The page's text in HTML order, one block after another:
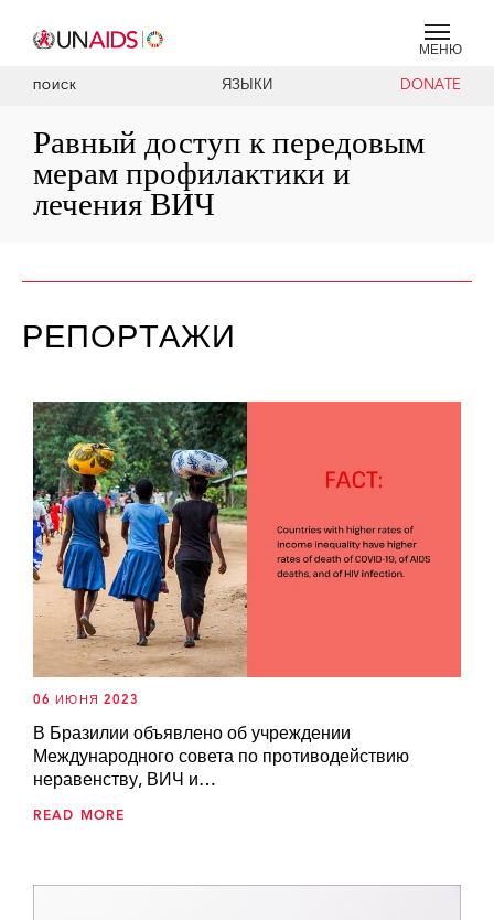
МЕНЮ
ПОИСК ЯЗЫКИ DONATE
Равный доступ к передовым
мерам профилактики и
лечения ВИЧ
РЕПОРТАЖИ
06 ИЮНЯ 2023
В Бразилии объявлено об учреждении
Международного совета по противодействию
неравенству, ВИЧ и…
READ MORE